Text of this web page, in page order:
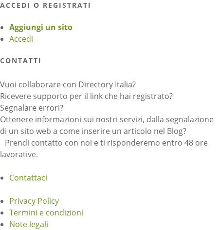
ACCEDI O REGISTRATI
Aggiungi un sito
Accedi
CONTATTI
Vuoi collaborare con Directory Italia?
Ricevere supporto per il link che hai registrato?
Segnalare errori?
Ottenere informazioni sui nostri servizi, dalla segnalazione
di un sito web a come inserire un articolo nel Blog?
Prendi contatto con noi e ti risponderemo entro 48 ore
lavorative.
Contattaci
Privacy Policy
Termini e condizioni
Note legali